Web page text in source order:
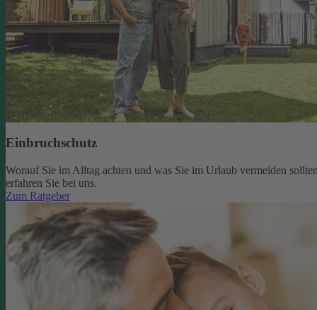
Einbruchschutz
Worauf Sie im Alltag achten und was Sie im Urlaub vermeiden
erfahren Sie bei uns.
Zum Ratgeber